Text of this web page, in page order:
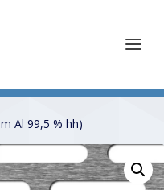
Al 99,5 % hh)